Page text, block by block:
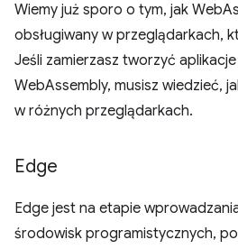
Wiemy już sporo o tym, jak
obsługiwany w przeglądarkach,
Jeśli zamierzasz tworzyć
WebAssembly, musisz wiedzieć,
w różnych przeglądarkach.
Edge
Edge jest na etapie
środowisk programistycznych,